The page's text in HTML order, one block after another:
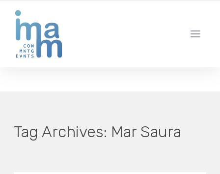
IBIZA · MADRID · BARCELONA
Tag Archives: Mar Saura